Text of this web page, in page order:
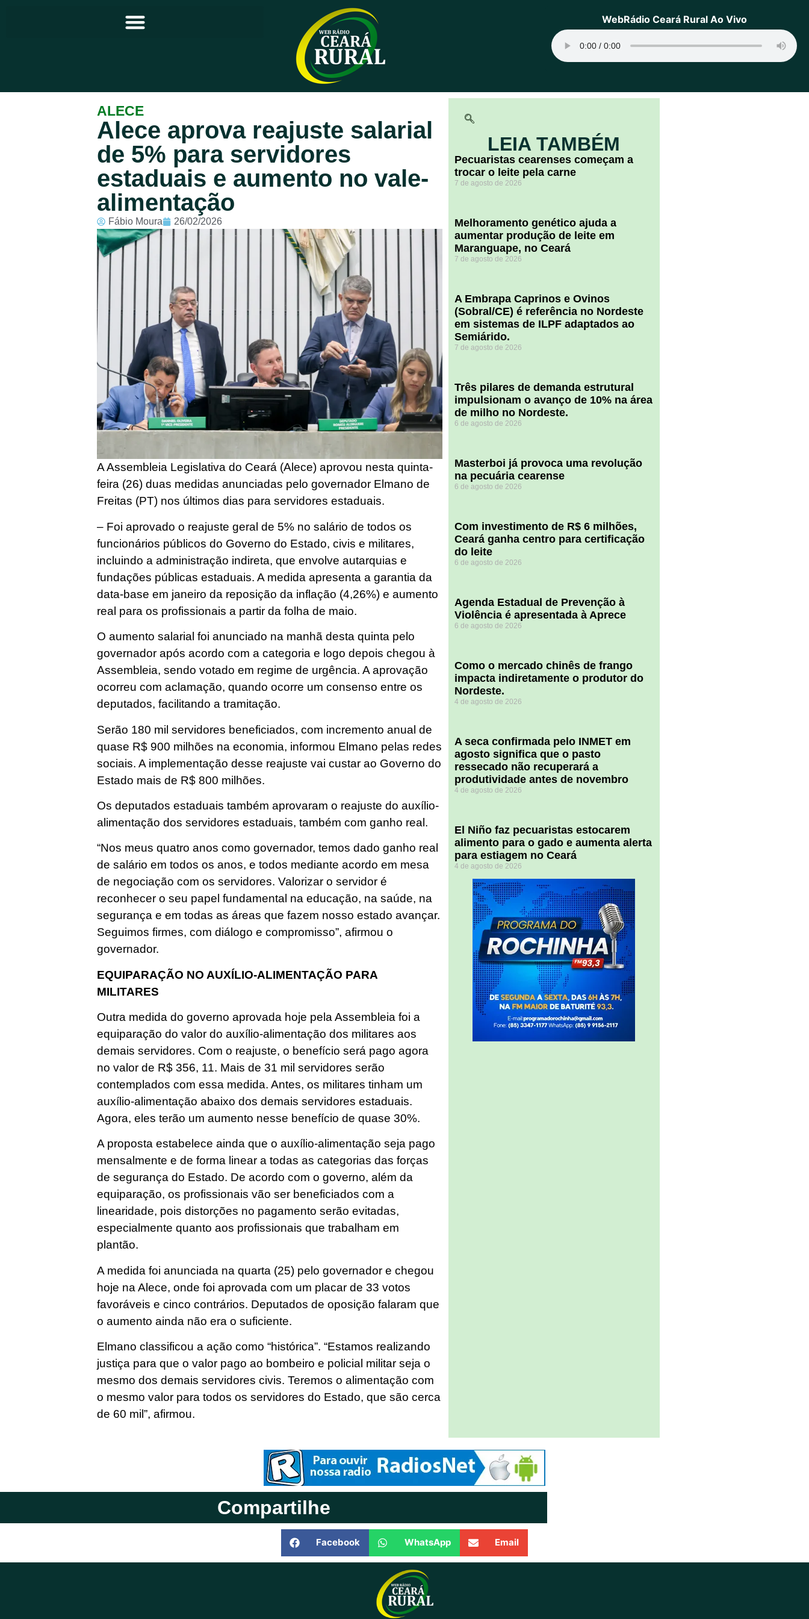
Principal
Notícias
Programação
Equipe
Contato
Sobre
WebRádio Ceará Rural Ao Vivo
ALECE
Alece aprova reajuste salarial
de 5% para servidores
estaduais e aumento no vale-
alimentação
Fábio Moura 26/02/2026
A Assembleia Legislativa do Ceará (Alece) aprovou nesta quinta-
feira (26) duas medidas anunciadas pelo governador Elmano de
Freitas (PT) nos últimos dias para servidores estaduais.
– Foi aprovado o reajuste geral de 5% no salário de todos os
funcionários públicos do Governo do Estado, civis e militares,
incluindo a administração indireta, que envolve autarquias e
fundações públicas estaduais. A medida apresenta a garantia da
data-base em janeiro da reposição da inflação (4,26%) e aumento
real para os profissionais a partir da folha de maio.
O aumento salarial foi anunciado na manhã desta quinta pelo
governador após acordo com a categoria e logo depois chegou à
Assembleia, sendo votado em regime de urgência. A aprovação
ocorreu com aclamação, quando ocorre um consenso entre os
deputados, facilitando a tramitação.
Serão 180 mil servidores beneficiados, com incremento anual de
quase R$ 900 milhões na economia, informou Elmano pelas redes
sociais. A implementação desse reajuste vai custar ao Governo do
Estado mais de R$ 800 milhões.
Os deputados estaduais também aprovaram o reajuste do auxílio-
alimentação dos servidores estaduais, também com ganho real.
“Nos meus quatro anos como governador, temos dado ganho real
de salário em todos os anos, e todos mediante acordo em mesa
de negociação com os servidores. Valorizar o servidor é
reconhecer o seu papel fundamental na educação, na saúde, na
segurança e em todas as áreas que fazem nosso estado avançar.
Seguimos firmes, com diálogo e compromisso”, afirmou o
governador.
EQUIPARAÇÃO NO AUXÍLIO-ALIMENTAÇÃO PARA
MILITARES
Outra medida do governo aprovada hoje pela Assembleia foi a
equiparação do valor do auxílio-alimentação dos militares aos
demais servidores. Com o reajuste, o benefício será pago agora
no valor de R$ 356, 11. Mais de 31 mil servidores serão
contemplados com essa medida. Antes, os militares tinham um
auxílio-alimentação abaixo dos demais servidores estaduais.
Agora, eles terão um aumento nesse benefício de quase 30%.
A proposta estabelece ainda que o auxílio-alimentação seja pago
mensalmente e de forma linear a todas as categorias das forças
de segurança do Estado. De acordo com o governo, além da
equiparação, os profissionais vão ser beneficiados com a
linearidade, pois distorções no pagamento serão evitadas,
especialmente quanto aos profissionais que trabalham em
plantão.
A medida foi anunciada na quarta (25) pelo governador e chegou
hoje na Alece, onde foi aprovada com um placar de 33 votos
favoráveis e cinco contrários. Deputados de oposição falaram que
o aumento ainda não era o suficiente.
Elmano classificou a ação como “histórica”. “Estamos realizando
justiça para que o valor pago ao bombeiro e policial militar seja o
mesmo dos demais servidores civis. Teremos o alimentação com
o mesmo valor para todos os servidores do Estado, que são cerca
de 60 mil”, afirmou.
LEIA TAMBÉM
Pecuaristas cearenses começam a
trocar o leite pela carne
7 de agosto de 2026
Melhoramento genético ajuda a
aumentar produção de leite em
Maranguape, no Ceará
7 de agosto de 2026
A Embrapa Caprinos e Ovinos
(Sobral/CE) é referência no Nordeste
em sistemas de ILPF adaptados ao
Semiárido.
7 de agosto de 2026
​Três pilares de demanda estrutural
impulsionam o avanço de 10% na área
de milho no Nordeste.
6 de agosto de 2026
Masterboi já provoca uma revolução
na pecuária cearense
6 de agosto de 2026
Com investimento de R$ 6 milhões,
Ceará ganha centro para certificação
do leite
6 de agosto de 2026
Agenda Estadual de Prevenção à
Violência é apresentada à Aprece
6 de agosto de 2026
​Como o mercado chinês de frango
impacta indiretamente o produtor do
Nordeste.
4 de agosto de 2026
A seca confirmada pelo INMET em
agosto significa que o pasto
ressecado não recuperará a
produtividade antes de novembro
4 de agosto de 2026
El Niño faz pecuaristas estocarem
alimento para o gado e aumenta alerta
para estiagem no Ceará
4 de agosto de 2026
Compartilhe
Facebook WhatsApp Email